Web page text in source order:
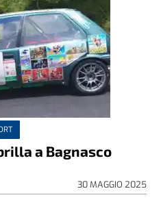
a Bagnasco
30 MAGGIO 2025